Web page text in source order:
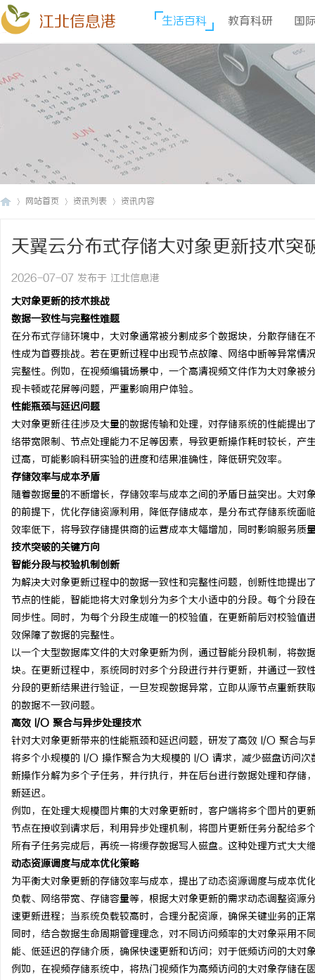
江北信息港 生活百科 教育科研 国
网站首页 资讯列表 资讯内容
天翼云分布式存储大对象更新技术突
2026-07-07 发布于 江北信息港
大对象更新的技术挑战
数据一致性与完整性难题
在分布式存储环境中，大对象通常被分割成多个数据块，分散存储在
性成为首要挑战。若在更新过程中出现节点故障、网络中断等异常
完整性。例如，在视频编辑场景中，一个高清视频文件作为大对象
现卡顿或花屏等问题，严重影响用户体验。
性能瓶颈与延迟问题
大对象更新往往涉及大量的数据传输和处理，对存储系统的性能提
络带宽限制、节点处理能力不足等因素，导致更新操作耗时较长，
过高，可能影响科研实验的进度和结果准确性，降低研究效率。
存储效率与成本矛盾
随着数据量的不断增长，存储效率与成本之间的矛盾日益突出。大
的前提下，优化存储资源利用，降低存储成本，是分布式存储系统
效率低下，将导致存储提供商的运营成本大幅增加，同时影响服务质
技术突破的关键方向
智能分段与校验机制创新
为解决大对象更新过程中的数据一致性和完整性问题，创新性地提
节点的性能，智能地将大对象划分为多个大小适中的分段。每个分
同步性。同时，为每个分段生成唯一的校验值，在更新前后对校验
效保障了数据的完整性。
以一个大型数据库文件的大对象更新为例，通过智能分段机制，将
块。在更新过程中，系统同时对多个分段进行并行更新，并通过一
分段的更新结果进行验证，一旦发现数据异常，立即从源节点重新
的数据不一致问题。
高效 I/O 聚合与异步处理技术
针对大对象更新带来的性能瓶颈和延迟问题，研发了高效 I/O 聚合
将多个小规模的 I/O 操作聚合为大规模的 I/O 请求，减少磁盘访问
新操作分解为多个子任务，并行执行，并在后台进行数据处理和存
新延迟。
例如，在处理大规模图片集的大对象更新时，客户端将多个图片的
节点在接收到请求后，利用异步处理机制，将图片更新任务分配给
所有子任务完成后，再统一将缓存数据写入磁盘。这种处理方式大大
动态资源调度与成本优化策略
为平衡大对象更新的存储效率与成本，提出了动态资源调度与成本
负载、网络带宽、存储容量等，根据大对象更新的需求动态调整资
速更新进程；当系统负载较高时，合理分配资源，确保关键业务的
同时，结合数据生命周期管理理念，对不同访问频率的大对象采用
能、低延迟的存储介质，确保快速更新和访问；对于低频访问的大
例如，在视频存储系统中，将热门视频作为高频访问的大对象存储
汉配眼镜 上海配眼镜 3d激光内雕机：精密雕